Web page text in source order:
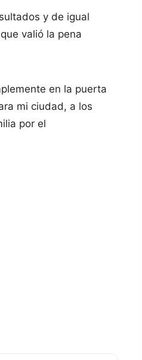
y de igual
valió la pena
en la puerta
mi ciudad, a los
por el